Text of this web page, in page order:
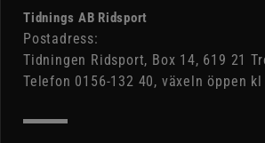
Tidnings AB Ridsport
Postadress:
Tidningen Ridsport, Box 14, 619 21
Telefon 0156-132 40, växeln öppen